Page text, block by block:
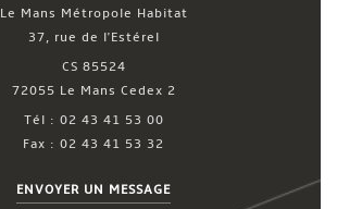
Le Mans Métropole Habitat
37, rue de l'Estérel
CS 85524
72055 Le Mans Cedex 2
Tél : 02 43 41 53 00
Fax : 02 43 41 53 32
ENVOYER UN MESSAGE